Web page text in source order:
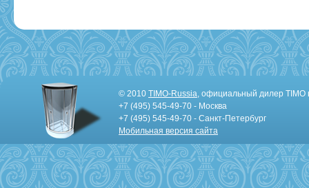
© 2010 TIMO-Russia, официальный дилер TIMO
+7 (495) 545-49-70 - Москва
+7 (495) 545-49-70 - Санкт-Петербург
Мобильная версия сайта